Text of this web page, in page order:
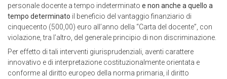
personale docente a tempo indeterminato e non anche a quello a
tempo determinato il beneficio del vantaggio finanziario di
cinquecento (500,00) euro all’anno della “Carta del docente”, con
violazione, tra l’altro, del generale principio di non discriminazione.
Per effetto di tali interventi giurisprudenziali, aventi carattere
innovativo e di interpretazione costituzionalmente orientata e
conforme al diritto europeo della norma primaria, il diritto